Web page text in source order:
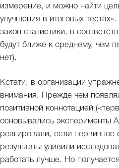
измерение, и можно найти
улучшения в итоговых
закон статистики, в
будут ближе к среднему, чем
нет).
Кстати, в организации
внимания. Прежде чем
позитивной коннотацией
основывались эксперименты
реагировали, если
результаты удивили
работать лучше. Но